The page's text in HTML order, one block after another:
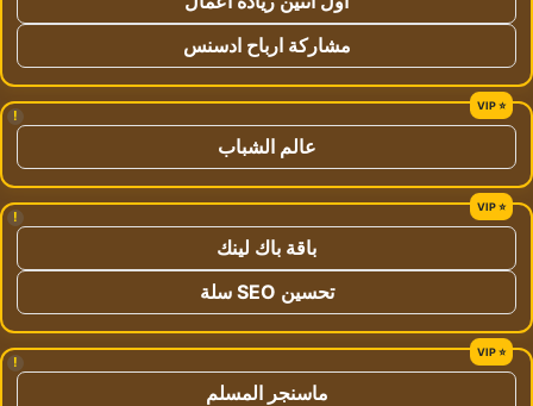
مشاركة ارباح ادسنس
!
عالم الشباب
!
باقة باك لينك
تحسين SEO سلة
!
ماسنجر المسلم